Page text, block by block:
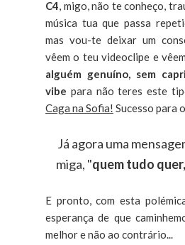
C4, migo, não te conheço,
música tua que passa
mas vou-te deixar um
vêem o teu videoclipe e
alguém genuíno, sem
vibe para não teres este
Caga na Sofia! Sucesso para
Já agora uma
miga, "quem tudo
E pronto, com esta
esperança de que
melhor e não ao contrário...